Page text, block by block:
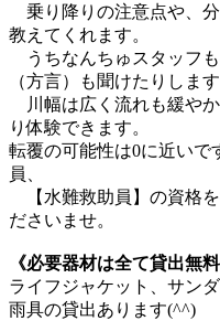
乗り降りの注意点や、分
教えてくれます。
うちなんちゅスタッフ
（方言）も聞けたりしま
川幅は広く流れも緩やか
り体験できます。
転覆の可能性は0に近いで
員、
【水難救助員】の資格を
ださいませ。
《必要器材は全て貸出無料
ライフジャケット、サン
雨具の貸出あります(^^)